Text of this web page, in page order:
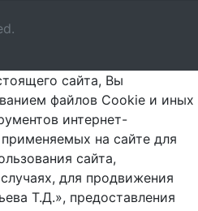
сайта, Вы
файлов Cookie и иных
интернет-
на сайте для
сайта,
для продвижения
Т.Д.», предоставления